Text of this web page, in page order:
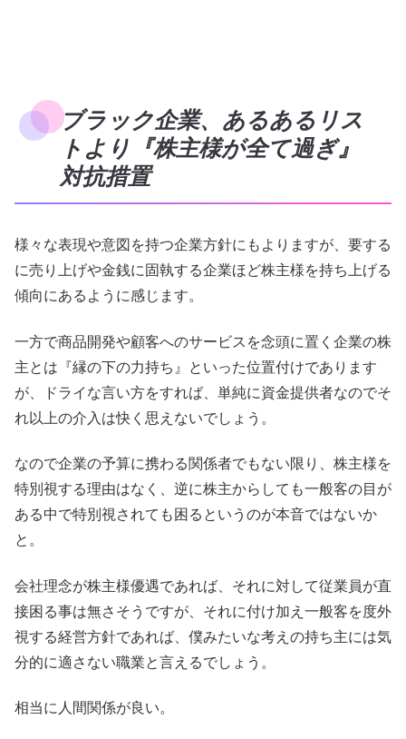
ブラック企業、あるあるリス
トより『株主様が全て過ぎ』
対抗措置
様々な表現や意図を持つ企業方針にもよりますが、要する
に売り上げや金銭に固執する企業ほど株主様を持ち上げる
傾向にあるように感じます。
一方で商品開発や顧客へのサービスを念頭に置く企業の株
主とは『縁の下の力持ち』といった位置付けであります
が、ドライな言い方をすれば、単純に資金提供者なのでそ
れ以上の介入は快く思えないでしょう。
なので企業の予算に携わる関係者でもない限り、株主様を
特別視する理由はなく、逆に株主からしても一般客の目が
ある中で特別視されても困るというのが本音ではないか
と。
会社理念が株主様優遇であれば、それに対して従業員が直
接困る事は無さそうですが、それに付け加え一般客を度外
視する経営方針であれば、僕みたいな考えの持ち主には気
分的に適さない職業と言えるでしょう。
相当に人間関係が良い。